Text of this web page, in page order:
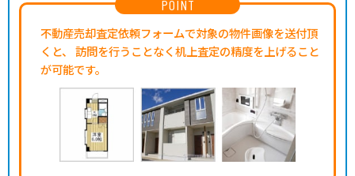
POINT
不動産売却査定依頼フォームで対象の物件画像を送付頂
くと、
訪問を行うことなく机上査定の精度を上げること
が可能です。